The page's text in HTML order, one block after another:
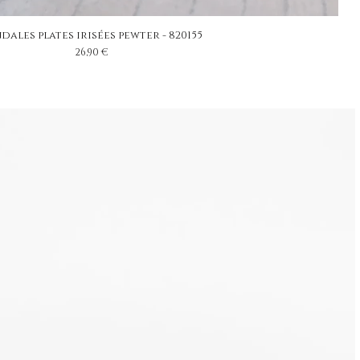
plates irisées pewter - 820155
Prix
26,90 €